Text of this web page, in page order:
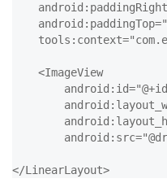
    <ImageView